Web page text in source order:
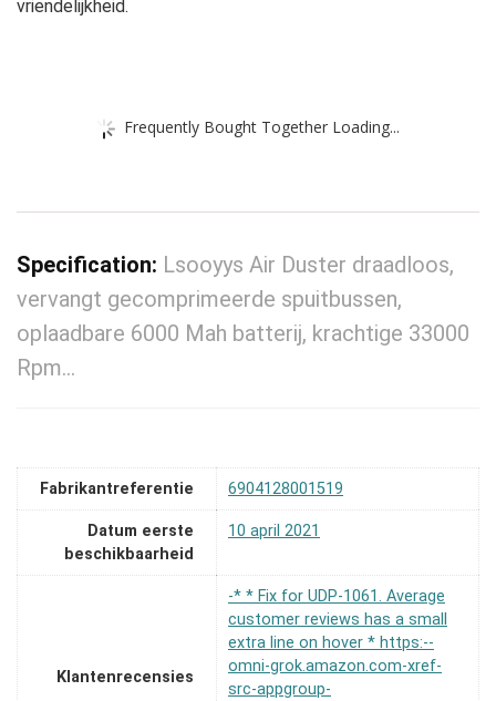
vriendelijkheid.
Frequently Bought Together Loading...
Specification: Lsooyys Air Duster draadloos,
vervangt gecomprimeerde spuitbussen,
oplaadbare 6000 Mah batterij, krachtige 33000
Rpm…
Fabrikantreferentie 6904128001519
Datum eerste
beschikbaarheid
10 april 2021
Klantenrecensies
-* * Fix for UDP-1061. Average
customer reviews has a small
extra line on hover * https:--
omni-grok.amazon.com-xref-
src-appgroup-